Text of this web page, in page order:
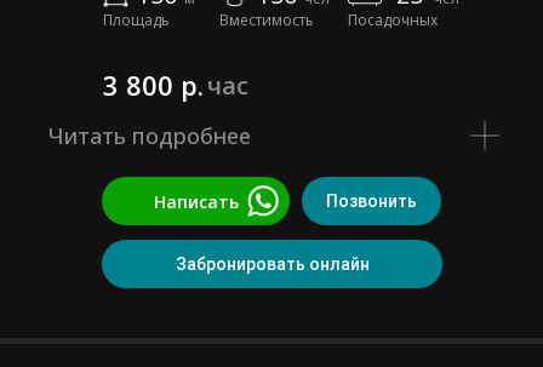
Площадь Вместимость Посадочных
час
3 800 р.
Читать подробнее
Забронировать онлайн
Позвонить
Написать